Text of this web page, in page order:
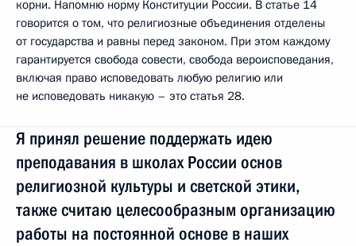
корни. Напомню норму Конституции России. В статье 14
говорится о том, что религиозные объединения отделены
от государства и равны перед законом. При этом каждому
гарантируется свобода совести, свобода вероисповедания,
включая право исповедовать любую религию или
не исповедовать никакую – это статья 28.
Я принял решение поддержать идею
преподавания в школах России основ
религиозной культуры и светской этики,
также считаю целесообразным организацию
работы на постоянной основе в наших